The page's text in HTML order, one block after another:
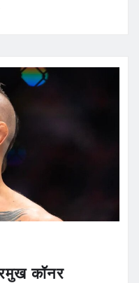
कॉनर